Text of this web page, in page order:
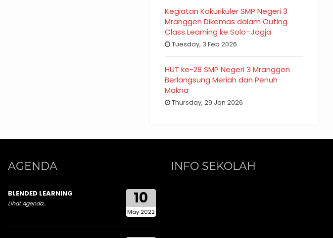
Kegiatan Kokurikuler SMP Negeri 3
Mranggen Dikemas dalam Outing
Class Learning ke Solo–Jogja
Tuesday, 3 Feb 2026
HUT ke-28 SMP Negeri 3 Mranggen
Berlangsung Meriah dan Penuh
Makna
Thursday, 29 Jan 2026
AGENDA
10
May 2022
BLENDED LEARNING
Lihat Agenda...
INFO SEKOLAH